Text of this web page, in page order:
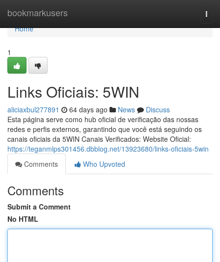
bookmarkusers
Home
Home
1
Links Oficiais: 5WIN
aliciaxbul277891 64 days ago News
Discuss
Esta página serve como hub oficial de verificação das nossas
redes e perfis externos, garantindo que você está seguindo os
canais oficiais da 5WIN Canais Verificados: Website Oficial:
https://teganmlps301456.dbblog.net/13923680/links-oficiais-5win
Comments
Who Upvoted
Comments
Submit a Comment
No HTML